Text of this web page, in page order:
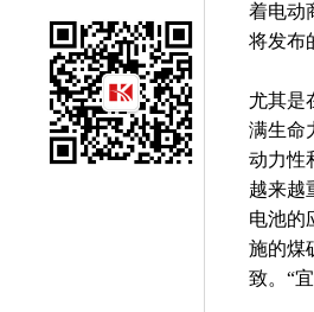
着电动
将发布
尤其是
满生命
动力性
越来越
电池的
施的煤
致。“